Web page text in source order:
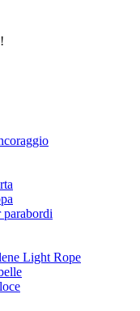
parabordi
Light Rope